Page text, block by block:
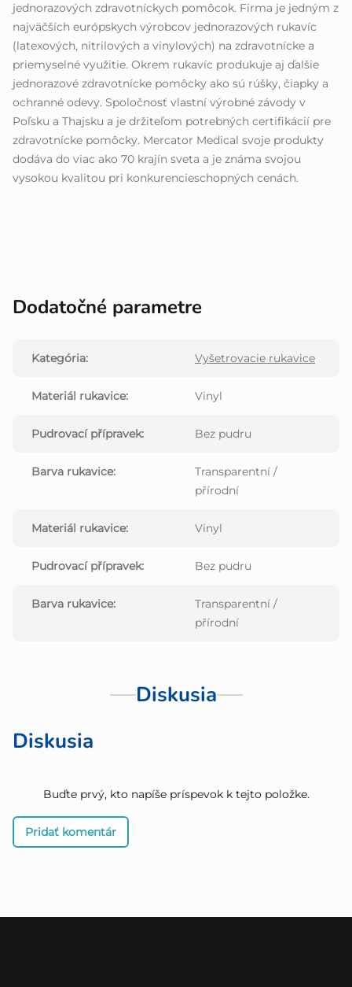
jednorazových zdravotníckych pomôcok. Firma je jedným z
najväčších európskych výrobcov jednorazových rukavíc
(latexových, nitrilových a vinylových) na zdravotnícke a
priemyselné využitie. Okrem rukavíc produkuje aj ďalšie
jednorazové zdravotnícke pomôcky ako sú rúšky, čiapky a
ochranné odevy. Spoločnosť vlastní výrobné závody v
Poľsku a Thajsku a je držiteľom potrebných certifikácií pre
zdravotnícke pomôcky. Mercator Medical svoje produkty
dodáva do viac ako 70 krajín sveta a je známa svojou
vysokou kvalitou pri konkurencieschopných cenách.
Dodatočné parametre
Kategória: Vyšetrovacie rukavice
Materiál rukavice: Vinyl
Pudrovací přípravek: Bez pudru
Barva rukavice:
Transparentní /
přírodní
Materiál rukavice: Vinyl
Pudrovací přípravek: Bez pudru
Barva rukavice:
Transparentní /
přírodní
Diskusia
Diskusia
Buďte prvý, kto napíše príspevok k tejto položke.
Pridať komentár